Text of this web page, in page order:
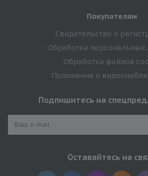
Покупателям
Свидетельство о
Обработка
Обработка файлов
Положение о
Подпишитесь на
Оставайтесь на